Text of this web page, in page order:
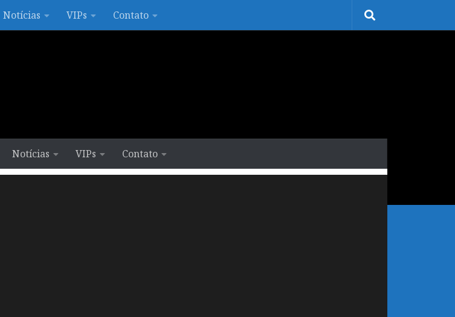
Notícias VIPs Contato
Notícias VIPs Contato